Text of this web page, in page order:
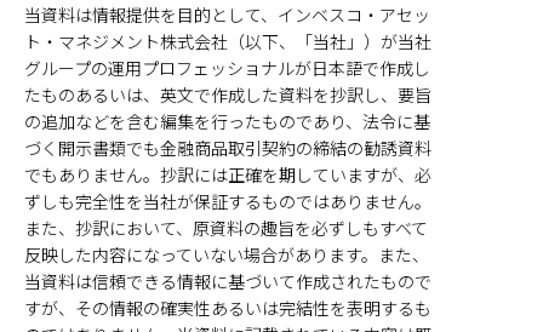
当資料は情報提供を目的として、インベスコ・アセッ
ト・マネジメント株式会社（以下、「当社」）が当社
グループの運用プロフェッショナルが日本語で作成し
たものあるいは、英文で作成した資料を抄訳し、要旨
の追加などを含む編集を行ったものであり、法令に基
づく開示書類でも金融商品取引契約の締結の勧誘資料
でもありません。抄訳には正確を期していますが、必
ずしも完全性を当社が保証するものではありません。
また、抄訳において、原資料の趣旨を必ずしもすべて
反映した内容になっていない場合があります。また、
当資料は信頼できる情報に基づいて作成されたもので
すが、その情報の確実性あるいは完結性を表明するも